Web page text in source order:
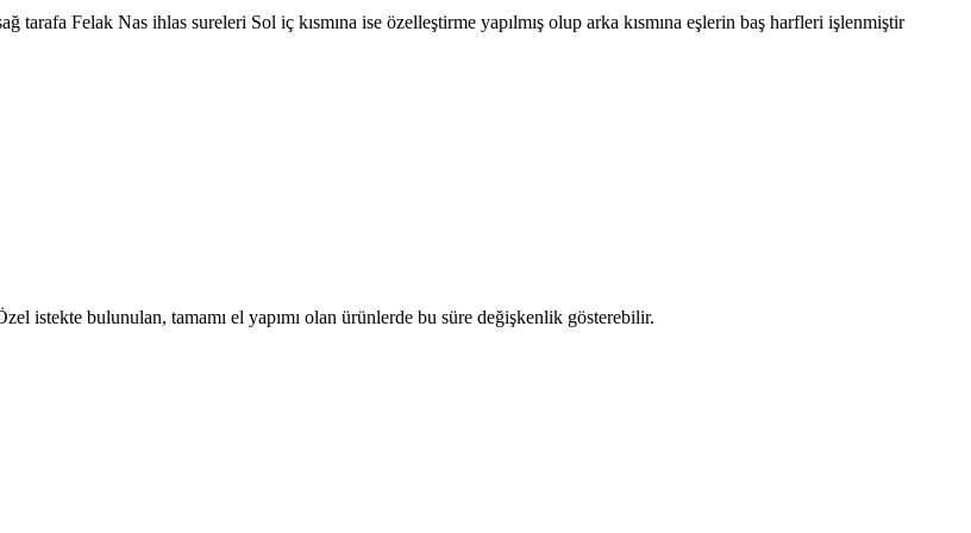
tarafa Felak Nas ihlas sureleri Sol iç kısmına ise özelleştirme yapılmış olup arka kısmına eşlerin baş harfleri işlenmiştir
istekte bulunulan, tamamı el yapımı olan ürünlerde bu süre değişkenlik gösterebilir.